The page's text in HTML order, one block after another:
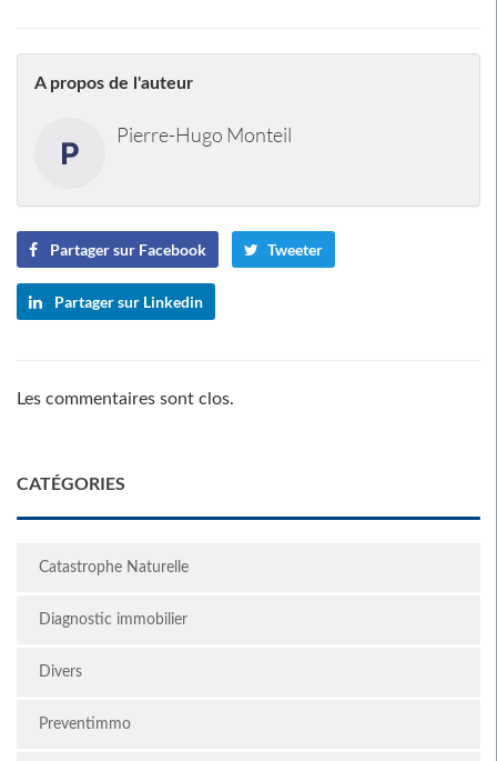
A propos de l'auteur
Pierre-Hugo Monteil
Partager sur Facebook Tweeter
Partager sur Linkedin
Les commentaires sont clos.
CATÉGORIES
Catastrophe Naturelle
Diagnostic immobilier
Divers
Preventimmo